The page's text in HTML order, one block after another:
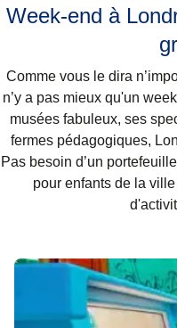
Week-end à
Comme vous le dira
n’y a pas mieux qu'un
musées fabuleux, ses
fermes pédagogiques,
Pas besoin d’un
pour enfants de la